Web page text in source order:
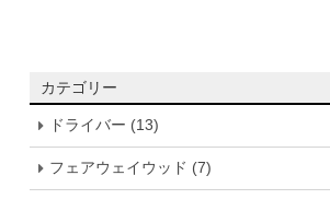
カテゴリー
ドライバー (13)
フェアウェイウッド (7)